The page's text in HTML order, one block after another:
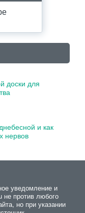
доски для
и как
нервов
уведомление и
не против любого
но при указании